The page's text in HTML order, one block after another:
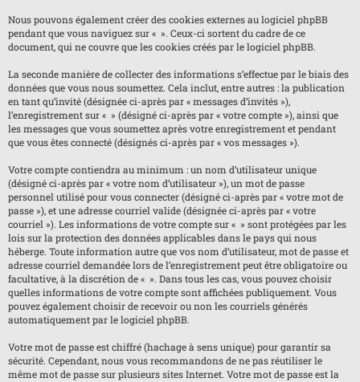
Nous pouvons également créer des cookies externes au logiciel phpBB
pendant que vous naviguez sur « ». Ceux-ci sortent du cadre de ce
document, qui ne couvre que les cookies créés par le logiciel phpBB.
La seconde manière de collecter des informations s’effectue par le biais des
données que vous nous soumettez. Cela inclut, entre autres : la publication
en tant qu’invité (désignée ci-après par « messages d’invités »),
l’enregistrement sur « » (désigné ci-après par « votre compte »), ainsi que
les messages que vous soumettez après votre enregistrement et pendant
que vous êtes connecté (désignés ci-après par « vos messages »).
Votre compte contiendra au minimum : un nom d’utilisateur unique
(désigné ci-après par « votre nom d’utilisateur »), un mot de passe
personnel utilisé pour vous connecter (désigné ci-après par « votre mot de
passe »), et une adresse courriel valide (désignée ci-après par « votre
courriel »). Les informations de votre compte sur « » sont protégées par les
lois sur la protection des données applicables dans le pays qui nous
héberge. Toute information autre que vos nom d’utilisateur, mot de passe et
adresse courriel demandée lors de l’enregistrement peut être obligatoire ou
facultative, à la discrétion de « ». Dans tous les cas, vous pouvez choisir
quelles informations de votre compte sont affichées publiquement. Vous
pouvez également choisir de recevoir ou non les courriels générés
automatiquement par le logiciel phpBB.
Votre mot de passe est chiffré (hachage à sens unique) pour garantir sa
sécurité. Cependant, nous vous recommandons de ne pas réutiliser le
même mot de passe sur plusieurs sites Internet. Votre mot de passe est la